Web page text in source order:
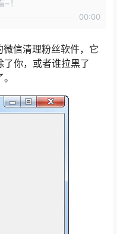
！
00:00
信清理粉丝软件，它
你，或者谁拉黑了